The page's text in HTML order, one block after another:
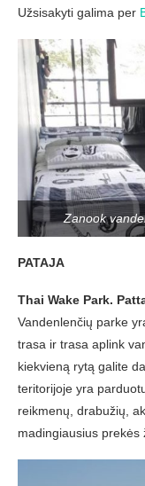
Užsisakyti galima per
Zanook
PATAJA
Thai Wake Park.
Vandenlenčių parke
trasa ir trasa aplink
kiekvieną rytą galite
teritorijoje yra
reikmenų, drabužių,
madingiausius prekės